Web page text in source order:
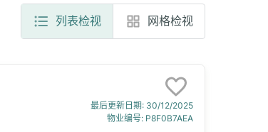
列表检视 网格检视
最后更新日期: 30/12/2025
物业编号: P8F0B7AEA